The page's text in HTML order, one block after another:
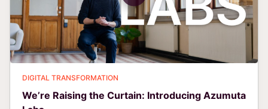
DIGITAL TRANSFORMATION
We’re Raising the Curtain: Introducing Azumuta